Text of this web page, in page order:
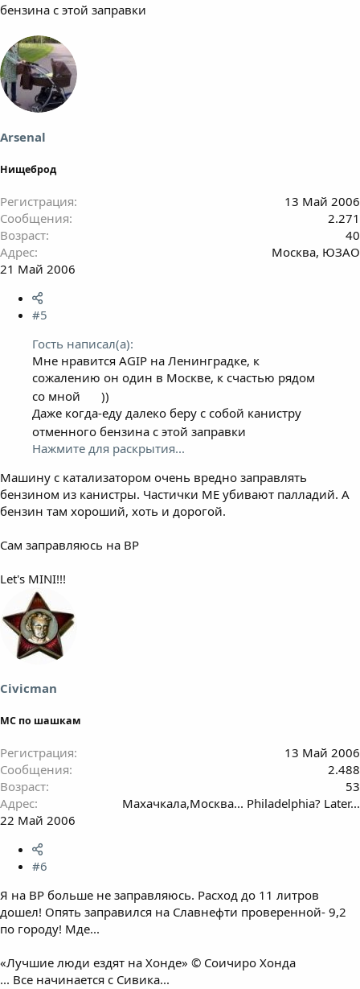
бензина с этой заправки
Arsenal
Нищеброд
Регистрация
13 Май 2006
Сообщения
2.271
Возраст
40
Адрес
Москва, ЮЗАО
21 Май 2006
#5
Гость написал(а):
Мне нравится AGIP на Ленинградке, к
сожалению он один в Москве, к счастью рядом
со мной
))
Даже когда-еду далеко беру с собой канистру
отменного бензина с этой заправки
Нажмите для раскрытия...
Машину с катализатором очень вредно заправлять
бензином из канистры. Частички МЕ убивают палладий. А
бензин там хороший, хоть и дорогой.
Сам заправляюсь на BP
Let's MINI!!!
Civicman
МС по шашкам
Регистрация
13 Май 2006
Сообщения
2.488
Возраст
53
Адрес
Махачкала,Москва... Philadelphia? Later...
22 Май 2006
#6
Я на ВР больше не заправляюсь. Расход до 11 литров
дошел! Опять заправился на Славнефти проверенной- 9,2
по городу! Мде...
«Лучшие люди ездят на Хонде» © Соичиро Хонда
... Все начинается с Сивика...